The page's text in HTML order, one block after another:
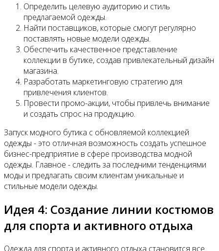
Определить целевую аудиторию и стиль
предлагаемой одежды.
Найти поставщиков, которые смогут регулярно
поставлять новые модели одежды.
Обеспечить качественное представление
коллекции в бутике, создав привлекательный дизайн
магазина.
Разработать маркетинговую стратегию для
привлечения клиентов.
Провести промо-акции, чтобы привлечь внимание
и создать спрос на продукцию.
Запуск модного бутика с обновляемой коллекцией
одежды - это отличная возможность создать успешное
бизнес-предприятие в сфере производства модной
одежды. Главное - следить за последними тенденциями
моды и предлагать своим клиентам уникальные и
стильные модели одежды.
Идея 4: Создание линии костюмов
для спорта и активного отдыха
Одежда для спорта и активного отдыха становится все